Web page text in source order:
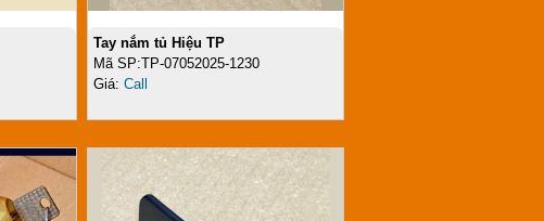
Tay nắm tủ Hiệu TP
Mã SP:TP-07052025-1230
Giá: Call